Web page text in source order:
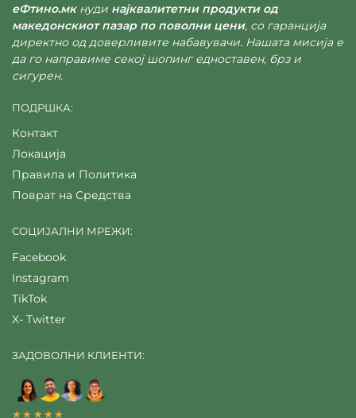
еФтино.мкнуди најквалитетни продукти од
македонскиот пазар по поволни цени, со гаранција
директно од доверливите набавувачи. Нашата мисија е
да го направиме секој шопинг едноставен, брз и
сигурен.
ПОДРШКА:
Контакт
Локација
Правила и Политика
Поврат на Средства
СОЦИЈАЛНИ МРЕЖИ:
Facebook
Instagram
TikTok
X- Twitter
ЗАДОВОЛНИ КЛИЕНТИ:
★★★★★